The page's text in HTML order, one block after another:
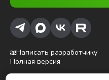
Написать разработчику
Полная версия